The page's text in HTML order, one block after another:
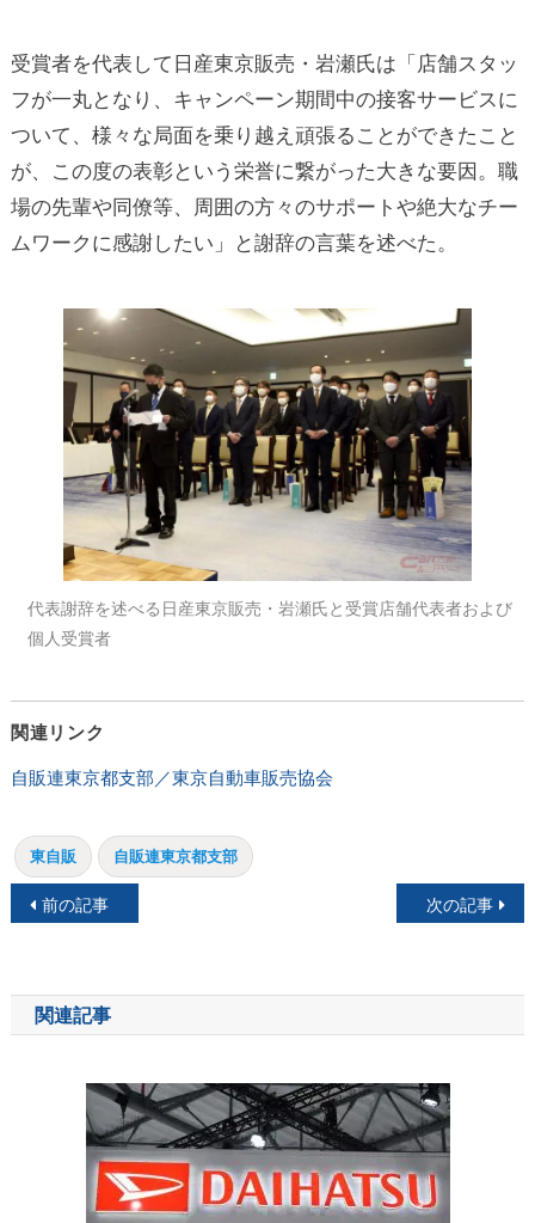
受賞者を代表して日産東京販売・岩瀬氏は「店舗スタッ
フが一丸となり、キャンペーン期間中の接客サービスに
ついて、様々な局面を乗り越え頑張ることができたこと
が、この度の表彰という栄誉に繋がった大きな要因。職
場の先輩や同僚等、周囲の方々のサポートや絶大なチー
ムワークに感謝したい」と謝辞の言葉を述べた。
代表謝辞を述べる日産東京販売・岩瀬氏と受賞店舗代表者および
個人受賞者
関連リンク
自販連東京都支部／東京自動車販売協会
東自販 自販連東京都支部
投
ナ
ビ
前の記事 次の記事
関連記事